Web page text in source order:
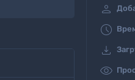



